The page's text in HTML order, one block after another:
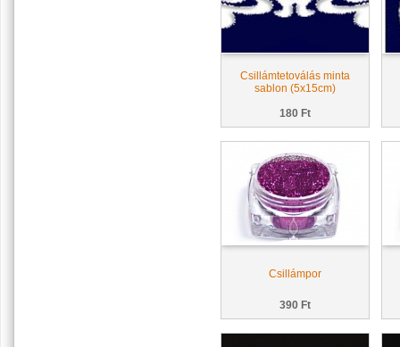
Csillámtetoválás minta
sablon (5x15cm)
180 Ft
Csillámpor
390 Ft